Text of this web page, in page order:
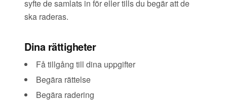
syfte de samlats in för eller tills du begär att de
ska raderas.
Dina rättigheter
Få tillgång till dina uppgifter
Begära rättelse
Begära radering